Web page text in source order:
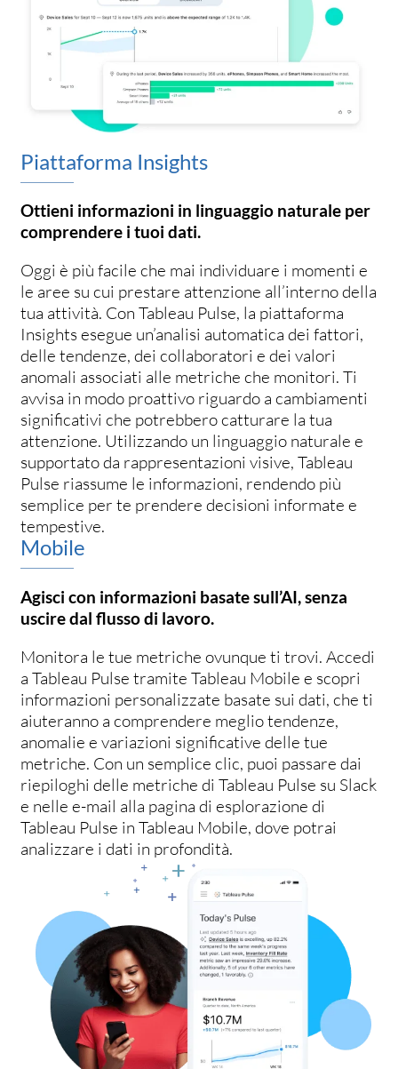
Piattaforma Insights
Ottieni informazioni in linguaggio naturale per
comprendere i tuoi dati.
Oggi è più facile che mai individuare i momenti e
le aree su cui prestare attenzione all’interno della
tua attività. Con Tableau Pulse, la piattaforma
Insights esegue un’analisi automatica dei fattori,
delle tendenze, dei collaboratori e dei valori
anomali associati alle metriche che monitori. Ti
avvisa in modo proattivo riguardo a cambiamenti
significativi che potrebbero catturare la tua
attenzione. Utilizzando un linguaggio naturale e
supportato da rappresentazioni visive, Tableau
Pulse riassume le informazioni, rendendo più
semplice per te prendere decisioni informate e
tempestive.
Mobile
Agisci con informazioni basate sull’AI, senza
uscire dal flusso di lavoro.
Monitora le tue metriche ovunque ti trovi. Accedi
a Tableau Pulse tramite Tableau Mobile e scopri
informazioni personalizzate basate sui dati, che ti
aiuteranno a comprendere meglio tendenze,
anomalie e variazioni significative delle tue
metriche. Con un semplice clic, puoi passare dai
riepiloghi delle metriche di Tableau Pulse su Slack
e nelle e-mail alla pagina di esplorazione di
Tableau Pulse in Tableau Mobile, dove potrai
analizzare i dati in profondità.